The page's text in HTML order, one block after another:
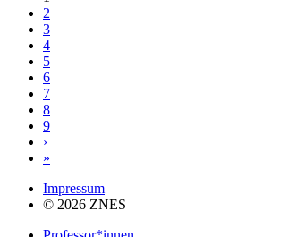
2
3
4
5
6
7
8
9
›
»
Impressum
© 2026 ZNES